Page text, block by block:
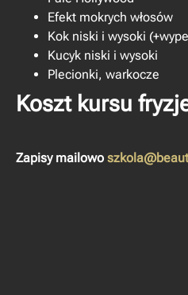
Efekt mokrych włosów
Kok niski i wysoki
Kucyk niski i wysoki
Plecionki, warkocze
Koszt kursu
Zapisy mailowo